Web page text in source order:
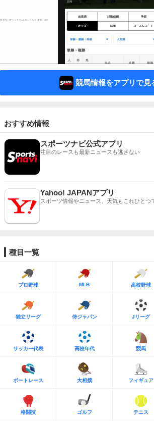
競馬情報をアプリで見
おすすめ情報
スポーツナビ公式アプリ
注目のレースも最新ニュースも逃さない
Yahoo! JAPANアプリ
スポーツ情報やニュース、天気もこれひとつ
種目一覧
プロ野球 MLB 高校野球
独立リーグ 侍ジャパン Jリーグ
サッカー代表 高校年代 競馬
ボートレース 大相撲 フィギュア
格闘技 ゴルフ テニス